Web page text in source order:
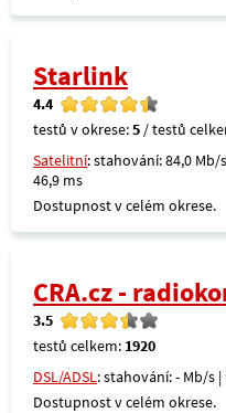
Starlink
4.4
testů v okrese:5 / testů
Satelitní: stahování: 84,0 Mb/
46,9 ms
Dostupnost v celém okrese.
CRA.cz -
3.5
testů celkem: 1920
DSL/ADSL: stahování: - Mb/s
Dostupnost v celém okrese.